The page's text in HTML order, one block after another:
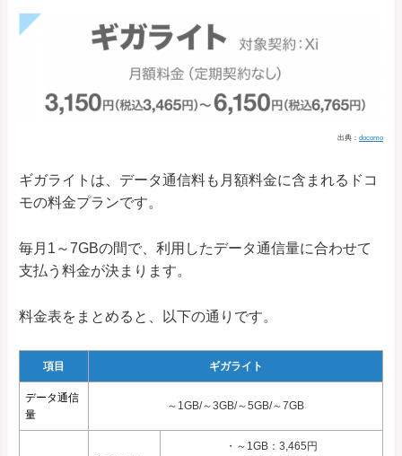
出典： docomo
ギガライトは、データ通信料も月額料金に含まれるドコ
モの料金プランです。
毎月1～7GBの間で、利用したデータ通信量に合わせて
支払う料金が決まります。
料金表をまとめると、以下の通りです。
項目 ギガライト
データ通信
量
～1GB/～3GB/～5GB/～7GB
・～1GB：3,465円